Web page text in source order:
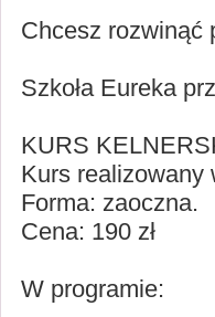
Chcesz rozwinąć
Szkoła Eureka
KURS
Kurs realizowany
Forma: zaoczna.
Cena: 190 zł
W programie: